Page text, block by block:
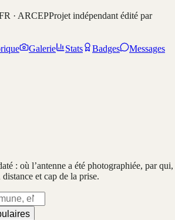
· ARCEPProjet indépendant édité par
Galerie Stats Badges
Messages
: où l’antenne a été photographiée, par qui,
et cap de la prise.